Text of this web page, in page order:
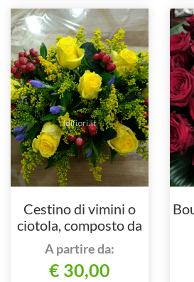
Cestino di vimini o
ciotola, composto da
fiori assortiti di
stagione
A partire da:
€ 30,00